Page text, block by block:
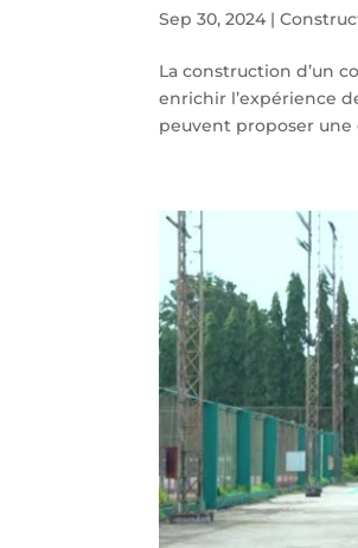
Sep 30, 2024 |
La construction d’un
enrichir l’expérience
peuvent proposer une